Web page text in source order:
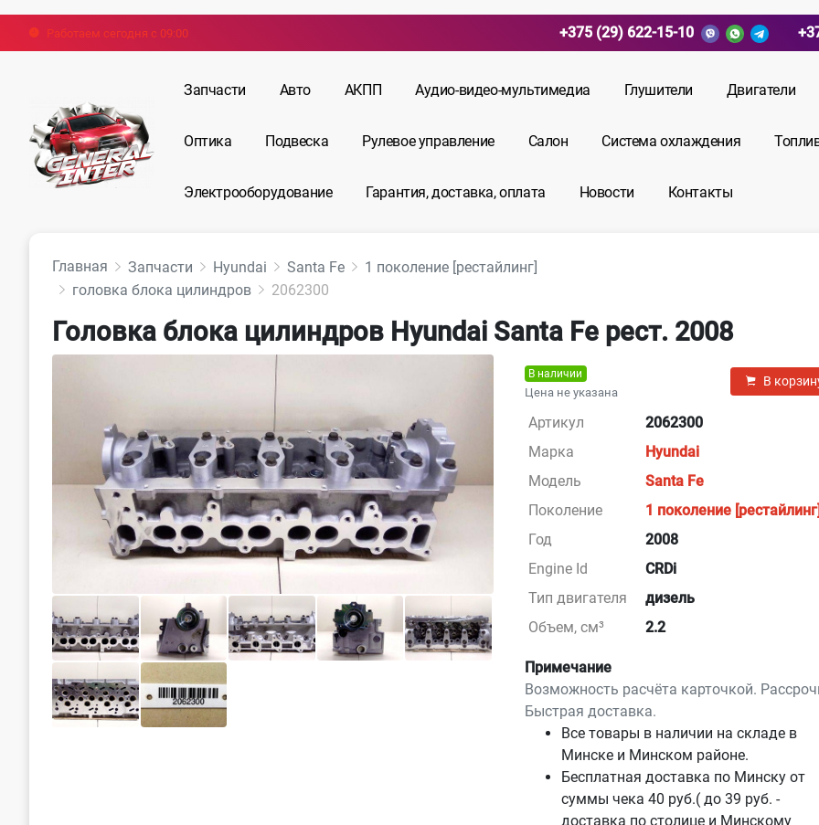
Работаем сегодня с 09:00 +375 (29) 622-15-10
Запчасти Авто АКПП Аудио-видео-мультимедиа Глушители Двигатели
Оптика Подвеска Рулевое управление Салон Система охлаждения
Электрооборудование Гарантия, доставка, оплата Новости Контакты
Главная Запчасти Hyundai Santa Fe
1 поколение [рестайлинг]
головка блока цилиндров
2062300
Головка блока цилиндров Hyundai Santa Fe рест. 2008
В наличии
Цена не указана
В
Артикул
2062300
Марка
Hyundai
Модель
Santa Fe
Поколение
1 поколение [рестайлинг]
Год
2008
Engine Id
CRDi
Тип двигателя
дизель
Объем, см³
2.2
Примечание
Возможность расчёта карточкой.
Быстрая доставка.
Все товары в наличии на складе в
Минскe и Минском районе.
Бесплатная доставка по Минску от
суммы чека 40 руб.( до 39 руб. -
доставка по столице и Минскому